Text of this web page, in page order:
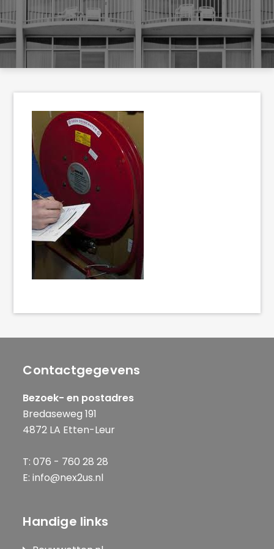
Contactgegevens
Bezoek- en postadres
Bredaseweg 191
4872 LA Etten-Leur
T: 076 - 760 28 28
E: info@nex2us.nl
Handige links